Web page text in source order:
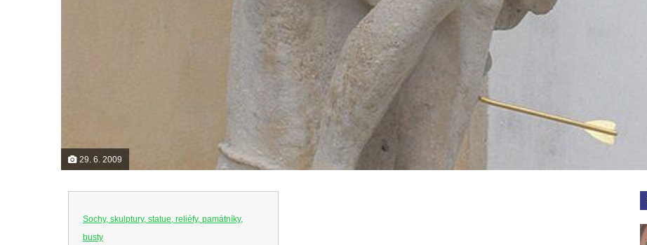
29. 6. 2009
Sochy, skulptury, statue, reliéfy, památníky,
busty